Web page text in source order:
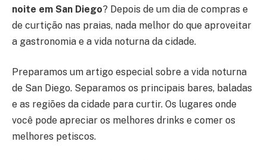
noite em San Diego? Depois de um dia de compras e
de curtição nas praias, nada melhor do que aproveitar
a gastronomia e a vida noturna da cidade.
Preparamos um artigo especial sobre a vida noturna
de San Diego. Separamos os principais bares, baladas
e as regiões da cidade para curtir. Os lugares onde
você pode apreciar os melhores drinks e comer os
melhores petiscos.